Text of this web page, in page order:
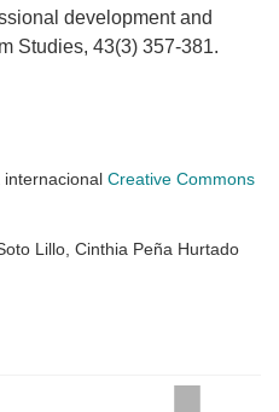
development and
Studies, 43(3) 357-381.
internacional Creative Commons
Lillo, Cinthia Peña Hurtado